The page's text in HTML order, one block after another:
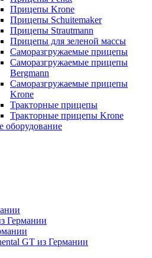
Прицепы Krone
Прицепы Schuitemaker
Прицепы Strautmann
Прицепы для зеленой массы
Саморазгружаемые прицепы
Саморазгружаемые прицепы
Bergmann
Саморазгружаемые прицепы
Krone
Тракторные прицепы
Тракторные прицепы Krone
Германии
GT из Германии